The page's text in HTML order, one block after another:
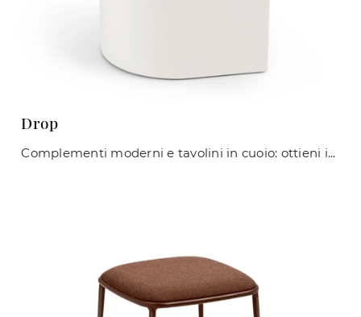
Drop
Complementi moderni e tavolini in cuoio: ottieni informazioni sul modello Drop di Midj e potrai impreziosire i tuoi interni.